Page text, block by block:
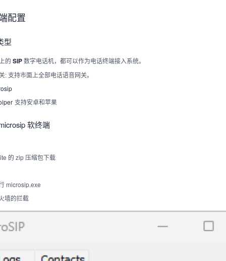
配置
型
的 SIP数字电话机，都可以作为电话终端接入系统。
: 支持市面上全部电话语音网关。
支持安卓和苹果
软终端
的 zip 压缩包下载
microsip.exe
墙的拦截